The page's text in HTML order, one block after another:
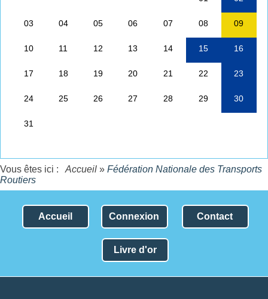
Vous êtes ici : Accueil » Fédération Nationale des Transports
Routiers
Accueil Connexion Contact
Livre d'or